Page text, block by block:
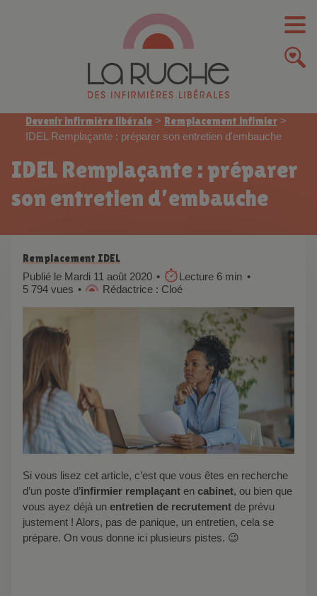
Devenir infirmière libérale > Remplacement infimier >
IDEL Remplaçante : préparer son entretien d'embauche
IDEL Remplaçante : préparer
son entretien d’embauche
Remplacement IDEL
Publié le Mardi 11 août 2020
Lecture 6 min
5 794 vues
Rédactrice : Cloé
Si vous lisez cet article, c’est que vous êtes en recherche
d’un poste d’infirmier remplaçant en cabinet, ou bien que
vous ayez déjà un entretien de recrutement de prévu
justement ! Alors, pas de panique, un entretien, cela se
prépare. On vous donne ici plusieurs pistes. 😉